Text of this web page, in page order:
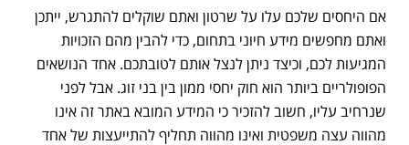
אם היחסים שלכם עלו על שרטון ואתם שוקלים להתגרש, ייתכן
ואתם מחפשים מידע חיוני בתחום, כדי להבין מהם הזכויות
המגיעות לכם, וכיצד ניתן לנצל אותם לטובתכם. אחד הנושאים
הפופולריים ביותר הוא חוק יחסי ממון בין בני זוג. אבל לפני
שנרחיב עליו, חשוב להזכיר כי המידע המובא באתר זה אינו
מהווה עצה משפטית ואינו מהווה תחליף להתייעצות של אחד